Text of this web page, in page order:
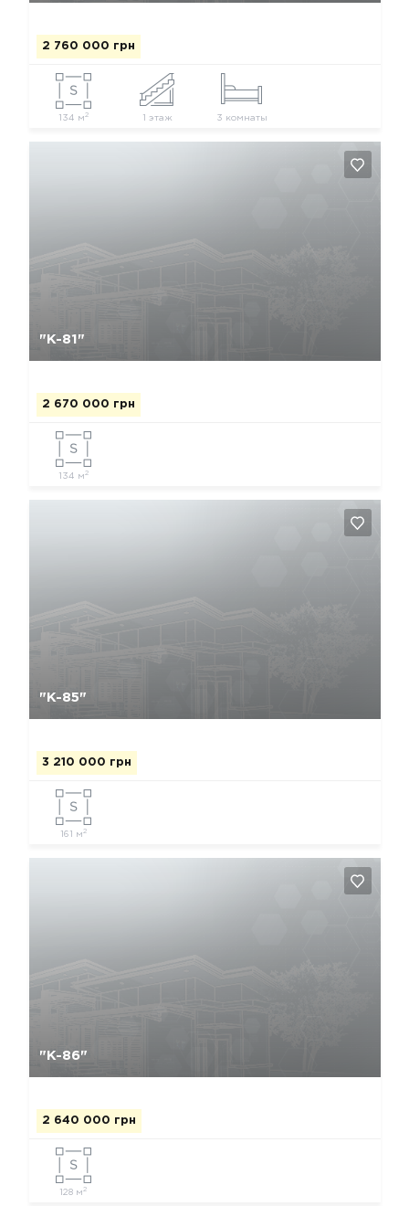
2 760 000 грн
134 м2 1 этаж 3 комнаты
"К-81"
2 670 000 грн
134 м 2
"К-85"
3 210 000 грн
161 м 2
"К-86"
2 640 000 грн
128 м 2